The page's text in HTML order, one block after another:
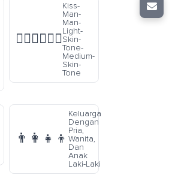
👨🏻‍❤️‍💋‍👨🏽
Kiss-
Man-
Man-
Light-
Skin-
Tone-
Medium-
Skin-
Tone
👨‍👩‍👧‍👦
Keluarga
Dengan
Pria,
Wanita,
Dan
Anak
Laki-Laki